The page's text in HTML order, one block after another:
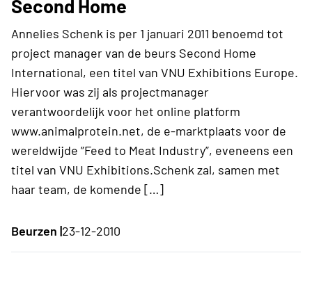
Second Home
Annelies Schenk is per 1 januari 2011 benoemd tot
project manager van de beurs Second Home
International, een titel van VNU Exhibitions Europe.
Hiervoor was zij als projectmanager
verantwoordelijk voor het online platform
www.animalprotein.net, de e-marktplaats voor de
wereldwijde ”Feed to Meat Industry”, eveneens een
titel van VNU Exhibitions.Schenk zal, samen met
haar team, de komende […]
Beurzen |23-12-2010